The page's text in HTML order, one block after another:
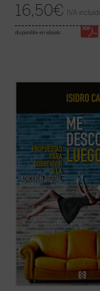
16,50€ IVA
disponible en ebook:
La escena en la que un grupo
no tan jóvenes) ha quedado a
cerviz agachada, permanecen
whatsappeando
cada uno por
nos ha hecho por desgracia
...(ver ficha)